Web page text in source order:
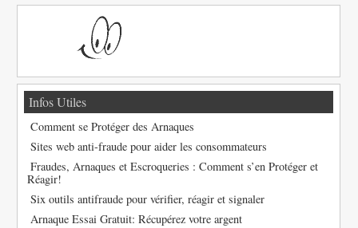
Infos Utiles
Comment se Protéger des Arnaques
Sites web anti-fraude pour aider les consommateurs
Fraudes, Arnaques et Escroqueries : Comment s’en Protéger et
Réagir!
Six outils antifraude pour vérifier, réagir et signaler
Arnaque Essai Gratuit: Récupérez votre argent